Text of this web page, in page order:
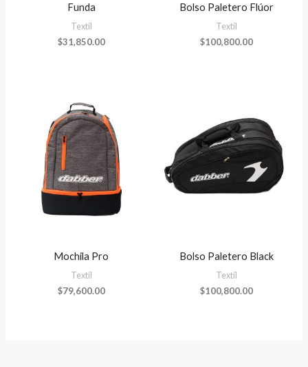
Funda
Textíl
$31,850.00
Bolso Paletero Flúor
Textíl
$100,800.00
Mochila Pro
Textíl
$79,600.00
Bolso Paletero Black
Textíl
$100,800.00